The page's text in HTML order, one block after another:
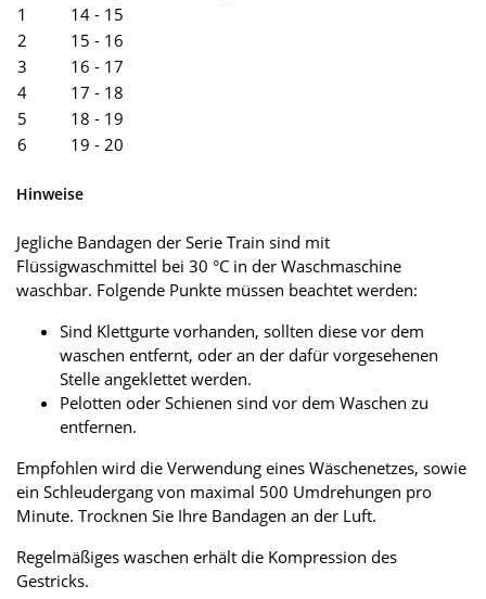
1
14 - 15
2
15 - 16
3
16 - 17
4
17 - 18
5
18 - 19
6
19 - 20
Hinweise
Jegliche Bandagen der Serie Train sind mit
Flüssigwaschmittel bei 30 °C in der Waschmaschine
waschbar. Folgende Punkte müssen beachtet werden:
Sind Klettgurte vorhanden, sollten diese vor dem
waschen entfernt, oder an der dafür vorgesehenen
Stelle angeklettet werden.
Pelotten oder Schienen sind vor dem Waschen zu
entfernen.
Empfohlen wird die Verwendung eines Wäschenetzes, sowie
ein Schleudergang von maximal 500 Umdrehungen pro
Minute. Trocknen Sie Ihre Bandagen an der Luft.
Regelmäßiges waschen erhält die Kompression des
Gestricks.